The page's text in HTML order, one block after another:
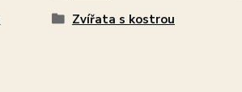
Zvířata s kostrou